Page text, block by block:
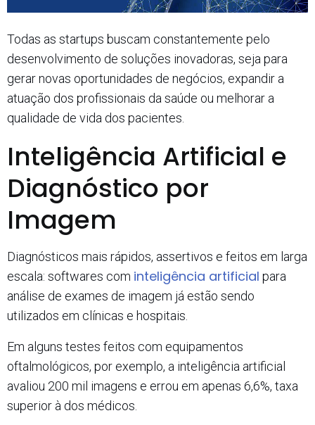
Todas as startups buscam constantemente pelo
desenvolvimento de soluções inovadoras, seja para
gerar novas oportunidades de negócios, expandir a
atuação dos profissionais da saúde ou melhorar a
qualidade de vida dos pacientes.
Inteligência Artificial e
Diagnóstico por
Imagem
Diagnósticos mais rápidos, assertivos e feitos em larga
escala: softwares com inteligência artificial para
análise de exames de imagem já estão sendo
utilizados em clínicas e hospitais.
Em alguns testes feitos com equipamentos
oftalmológicos, por exemplo, a inteligência artificial
avaliou 200 mil imagens e errou em apenas 6,6%, taxa
superior à dos médicos.